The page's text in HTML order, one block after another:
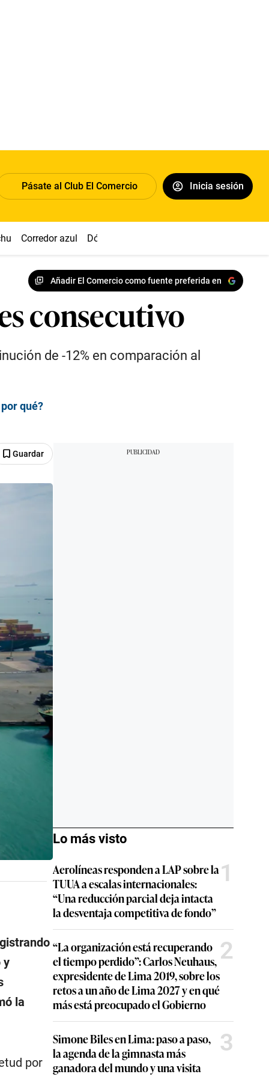
Pásate al Club El Comercio Inicia sesión
Corredor azul Dólar
Añadir El Comercio como fuente preferida en
consecutivo
de -12% en comparación al
qué?
Guardar
y
la
por
Lo más visto
Aerolíneas responden a LAP sobre la
TUUA a escalas internacionales:
“Una reducción parcial deja intacta
la desventaja competitiva de fondo”
1
“La organización está recuperando
el tiempo perdido”: Carlos Neuhaus,
expresidente de Lima 2019, sobre los
retos a un año de Lima 2027 y en qué
más está preocupado el Gobierno
2
Simone Biles en Lima: paso a paso,
la agenda de la gimnasta más
ganadora del mundo y una visita
3